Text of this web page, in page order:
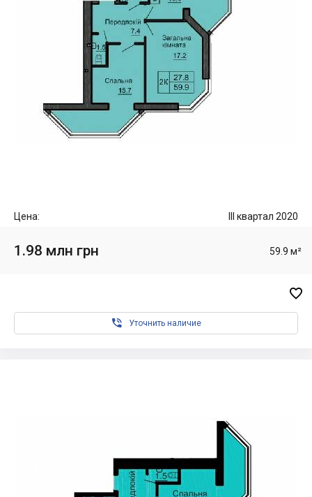
Цена: III квартал 2020
1.98 млн грн 59.9 м²

 Уточнить наличие